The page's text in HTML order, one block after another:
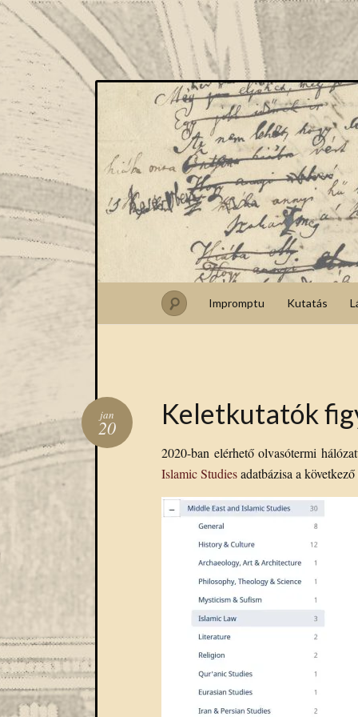
Impromptu Kutatás
Keletkutatók
jan
20
2020-ban elérhető olvasótermi
Islamic Studiesadatbázisa a